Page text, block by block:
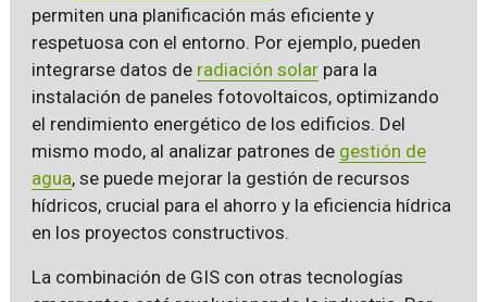
permiten una planificación más eficiente y
respetuosa con el entorno. Por ejemplo, pueden
integrarse datos de radiación solarpara la
instalación de paneles fotovoltaicos, optimizando
el rendimiento energético de los edificios. Del
mismo modo, al analizar patrones de gestión de
agua, se puede mejorar la gestión de recursos
hídricos, crucial para el ahorro y la eficiencia hídrica
en los proyectos constructivos.
La combinación de GIS con otras tecnologías